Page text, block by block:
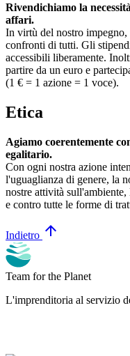
Rivendichiamo la
affari.
In virtù del nostro
confronti di tutti. Gli
accessibili liberamente.
partire da un euro e
(1 € = 1 azione = 1 voce).
Etica
Agiamo coerentemente
egalitario.
Con ogni nostra azione
l'uguaglianza di genere, la
nostre attività
e contro tutte le forme di
Indietro arrow_upward
Team for the Planet
L'imprenditoria al servizio